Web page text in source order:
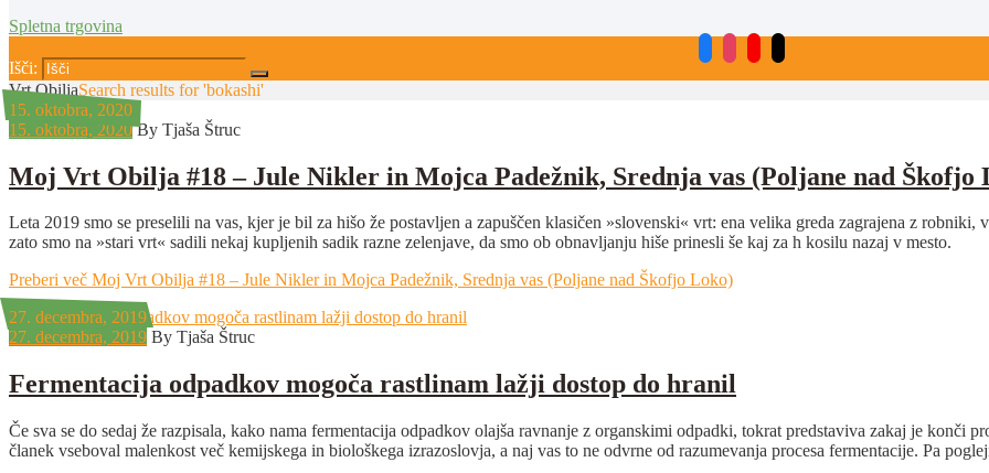
Spletna trgovina
Išči:
Vrt ObiljaSearch results for 'bokashi'
15. oktobra, 2020
15. oktobra, 2020
By Tjaša Štruc
Moj Vrt Obilja #18 – Jule Nikler in Mojca Padežnik, Srednja vas (Poljane nad Škofjo
Leta 2019 smo se preselili na vas, kjer je bil za hišo že postavljen a zapuščen klasičen »slovenski« vrt: ena velika greda zagrajena z robniki,
zato smo na »stari vrt« sadili nekaj kupljenih sadik razne zelenjave, da smo ob obnavljanju hiše prinesli še kaj za h kosilu nazaj v mesto.
Preberi več Moj Vrt Obilja #18 – Jule Nikler in Mojca Padežnik, Srednja vas (Poljane nad Škofjo Loko)
27. decembra, 2019
27. decembra, 2019
By Tjaša Štruc
Fermentacija odpadkov mogoča rastlinam lažji dostop do hranil
Če sva se do sedaj že razpisala, kako nama fermentacija odpadkov olajša ravnanje z organskimi odpadki, tokrat predstaviva zakaj je konči
članek vseboval malenkost več kemijskega in biološkega izrazoslovja, a naj vas to ne odvrne od razumevanja procesa fermentacije. Pa